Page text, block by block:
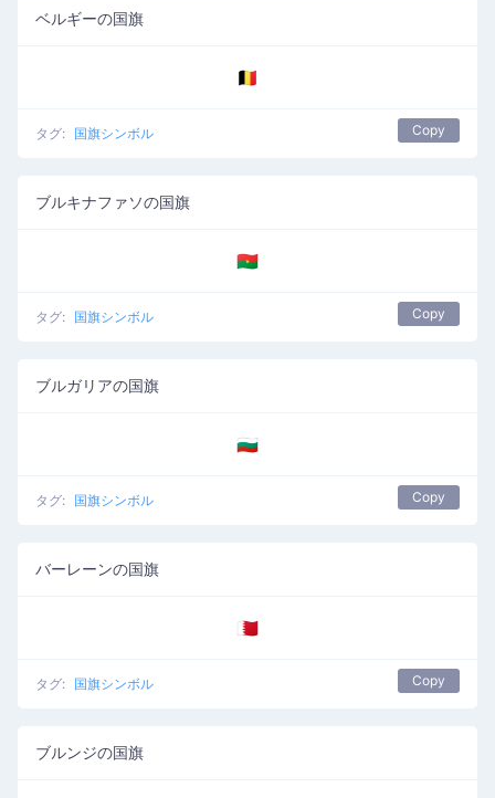
ベルギーの国旗
🇧🇪
タグ: 国旗シンボル Copy
ブルキナファソの国旗
🇧🇫
タグ: 国旗シンボル Copy
ブルガリアの国旗
🇧🇬
タグ: 国旗シンボル Copy
バーレーンの国旗
🇧🇭
タグ: 国旗シンボル Copy
ブルンジの国旗